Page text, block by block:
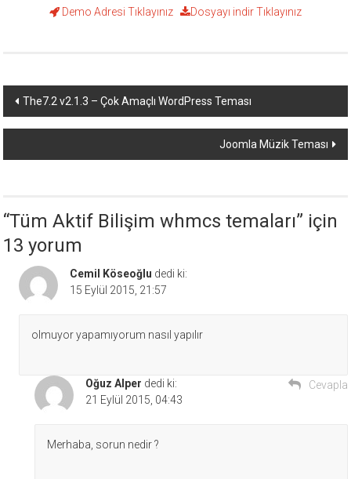
Demo Adresi Tıklayınız Dosyayı indirTıklayınız
Yazı
dolaşımı
The7.2 v2.1.3 – Çok Amaçlı WordPress Teması
Joomla Müzik Teması
“Tüm Aktif Bilişim whmcs temaları” için
13 yorum
Cemil Köseoğlu dedi ki:
15 Eylül 2015, 21:57
olmuyor yapamıyorum nasıl yapılır
Cevapla
Oğuz Alper dedi ki:
21 Eylül 2015, 04:43
Merhaba, sorun nedir ?